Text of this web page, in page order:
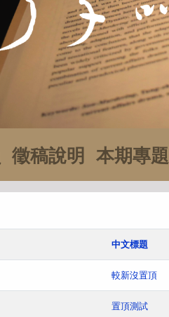
徵稿說明 本期專題
中文標題
較新沒置頂
置頂測試